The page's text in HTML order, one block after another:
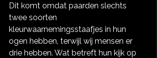
Dit komt omdat paarden slechts
twee soorten
kleurwaarnemingsstaafjes in hun
ogen hebben, terwijl wij mensen er
drie hebben. Wat betreft hun kijk op